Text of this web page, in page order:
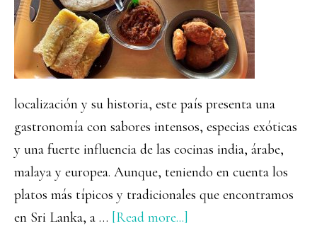
localización y su historia, este país presenta una
gastronomía con sabores intensos, especias exóticas
y una fuerte influencia de las cocinas india, árabe,
malaya y europea. Aunque, teniendo en cuenta los
platos más típicos y tradicionales que encontramos
en Sri Lanka, a … [Read more...]